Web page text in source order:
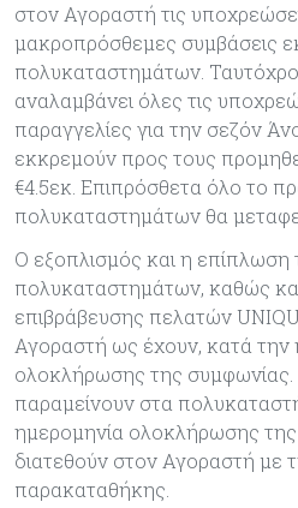
στον Αγοραστή τις
μακροπρόσθεμες συμβάσεις
πολυκαταστημάτων.
αναλαμβάνει όλες τις
παραγγελίες για την σεζόν
εκκρεμούν προς τους
€4.5εκ. Επιπρόσθετα όλο το
πολυκαταστημάτων θα
Ο εξοπλισμός και η επίπλωση
πολυκαταστημάτων, καθώς
επιβράβευσης πελατών
Αγοραστή ως έχουν, κατά την
ολοκλήρωσης της
παραμείνουν στα
ημερομηνία ολοκλήρωσης
διατεθούν στον Αγοραστή με
παρακαταθήκης.